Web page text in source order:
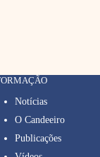
Notícias
O Candeeiro
Publicações